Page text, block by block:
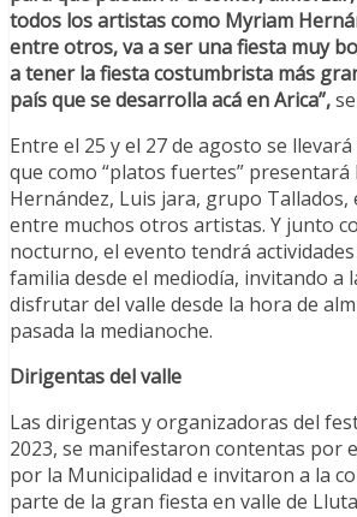
todos los artistas como Myriam
entre otros, va a ser una fiesta muy
a tener la fiesta costumbrista más
país que se desarrolla acá en Arica”,
Entre el 25 y el 27 de agosto se
que como “platos fuertes” presentará
Hernández, Luis jara, grupo
entre muchos otros artistas. Y junto
nocturno, el evento tendrá
familia desde el mediodía, invitando a
disfrutar del valle desde la hora de
pasada la medianoche.
Dirigentas del valle
Las dirigentas y organizadoras del
2023, se manifestaron contentas por
por la Municipalidad e invitaron a la
parte de la gran fiesta en valle de